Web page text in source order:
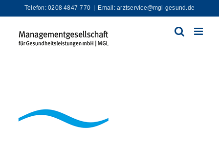
Inhalt
springen
Telefon: 0208 4847-770 Email: arztservice@mgl-gesund.de